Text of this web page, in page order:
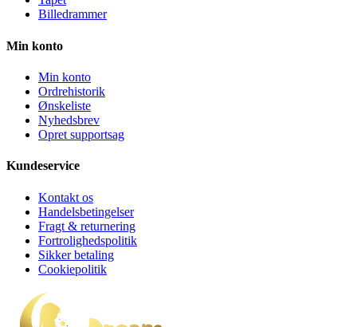
Billedrammer
Min konto
Min konto
Ordrehistorik
Ønskeliste
Nyhedsbrev
Opret supportsag
Kundeservice
Kontakt os
Handelsbetingelser
Fragt & returnering
Fortrolighedspolitik
Sikker betaling
Cookiepolitik